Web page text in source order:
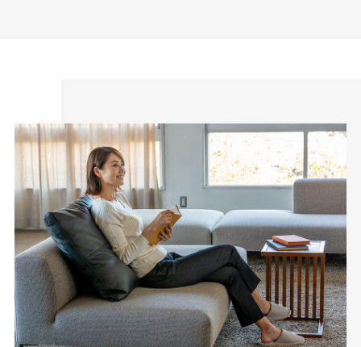
人に向けて、オンラインショップ「CAFE TABi」は日常・非
日常と分けず、近所のカフェで過ごす日常も、ふらっと楽し
む旅行先でも、快適に過ごすための商品づくりを目指してい
ます。
本物のスタンダードを